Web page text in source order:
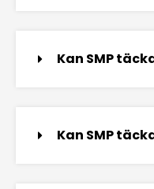
Kan SMP
Kan SMP